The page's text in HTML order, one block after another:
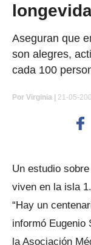
Aseguran que
son alegres,
cada 100
Por Virginia | 21-05-
Un estudio
viven en la isla
“Hay un
informó Eugenio
la Asociación